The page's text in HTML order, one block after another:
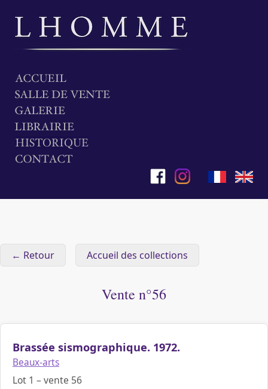
← Retour Accueil des collections
Vente n°56
Brassée sismographique. 1972.
Beaux-arts
Lot 1 – vente 56